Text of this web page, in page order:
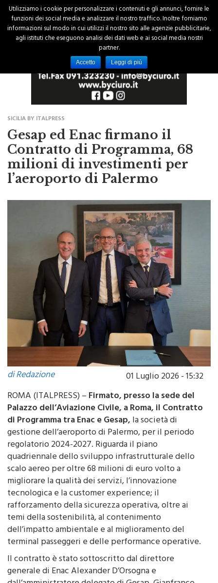
SICILIA BY ITALPRESS
Gesap ed Enac firmano il
Contratto di Programma, 68
milioni di investimenti per
l’aeroporto di Palermo
di Redazione
01 Luglio 2026 - 15:32
Firmato, presso la sede del
Palazzo dell’Aviazione Civile, a Roma, il Contratto
di Programma tra Enac e Gesap,la società di
gestione dell’aeroporto di Palermo, per il periodo
regolatorio 2024-2027. Riguarda il piano
quadriennale dello sviluppo infrastrutturale dello
scalo aereo per oltre 68 milioni di euro volto a
migliorare la qualità dei servizi, l’innovazione
tecnologica e la customer experience; il
rafforzamento della sicurezza operativa, oltre ai
temi della sostenibilità, al contenimento
dell’impatto ambientale e al miglioramento del
terminal passeggeri e delle performance operative.
Il contratto è stato sottoscritto dal direttore
generale di Enac Alexander D’Orsogna e
dall’amministratore delegato di Gesap, Gianfranco
Utilizziamo i cookie per personalizzare i contenuti e gli annunci, fornire le
funzioni dei social media e analizzare il nostro traffico. Inoltre forniamo
informazioni sul modo in cui utilizzi il nostro sito alle agenzie pubblicitarie,
agli istituti che eseguono analisi dei dati web e ai social media nostri
partner.
Accetto Leggi di più